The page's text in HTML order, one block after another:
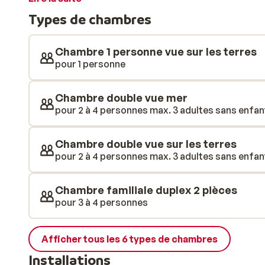
ses nombreux toboggans qui raviront les enfants.
climatisées et bien équipées avec télévision écran
même vous détendre dans votre jacuzzi privatif
les services à votre disposition vous permettront de
détente et des loisirs sans vous soucier de quoi que
fruits au bar de la piscine et pourrez goûter à la
somptueux buffets proposés. L’hôtel dispose
proposant une sélection de produits frais,
et tout compris vous attend à l’Hotel Saturn Palace
Rivieira turque et ses eaux turquoises, mais aussi
Types de chambres
Chambre 1 personne vue sur les terres
pour 1 personne
Chambre double vue mer
pour 2 à 4 personnes max. 3 adultes sans
Chambre double vue sur les terres
pour 2 à 4 personnes max. 3 adultes sans
Chambre familiale duplex 2 pièces
pour 3 à 4 personnes
Afficher tous les 6 types de chambres
Installations